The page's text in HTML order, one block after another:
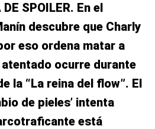
SPOILER. En el
descubre que Charly
eso ordena matar a
ocurre durante
la “La reina del flow”. El
de pieles’ intenta
está